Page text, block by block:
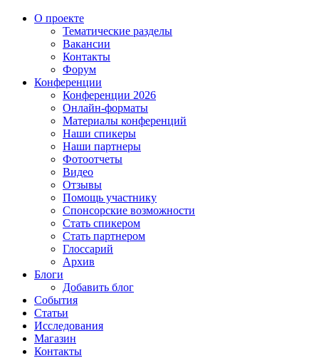
О проекте
Тематические разделы
Вакансии
Контакты
Форум
Конференции
Конференции 2026
Онлайн-форматы
Материалы конференций
Наши спикеры
Наши партнеры
Фотоотчеты
Видео
Отзывы
Помощь участнику
Спонсорские возможности
Стать спикером
Стать партнером
Глоссарий
Архив
Блоги
Добавить блог
События
Статьи
Исследования
Магазин
Контакты